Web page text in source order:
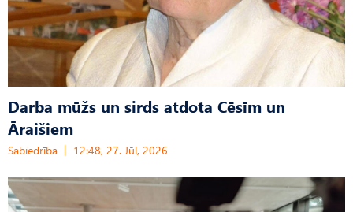
Darba mūžs un sirds atdota Cēsīm un
Āraišiem
Sabiedrība 12:48, 27. Jūl, 2026